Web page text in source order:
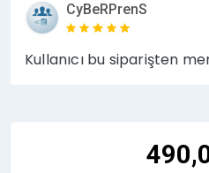
CyBeRPrenS
Kullanıcı bu siparişten